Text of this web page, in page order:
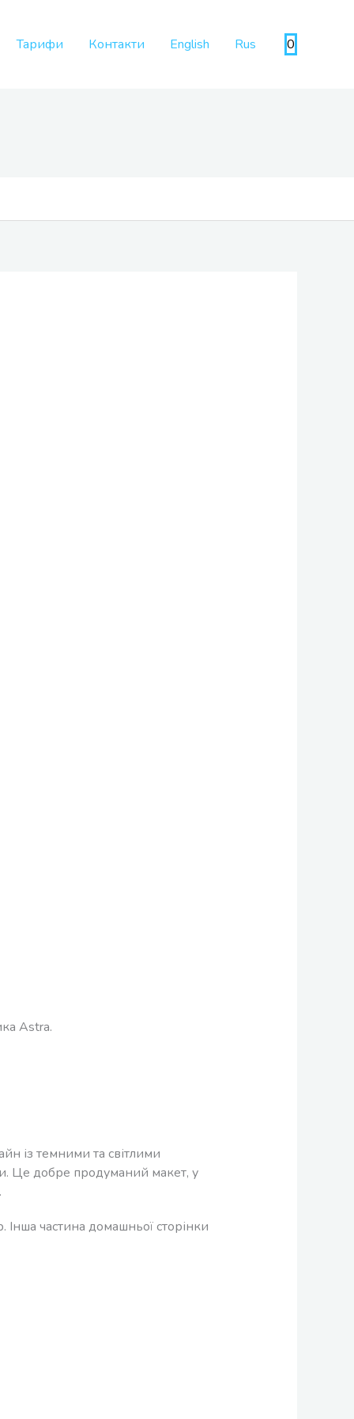
Тарифи Контакти English Rus 0
Astra.
із темними та світлими
Це добре продуманий макет, у
частина домашньої сторінки